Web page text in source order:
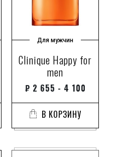
Для мужчин
Clinique Happy for
men
₽ 2 655 - 4 100
В КОРЗИНУ